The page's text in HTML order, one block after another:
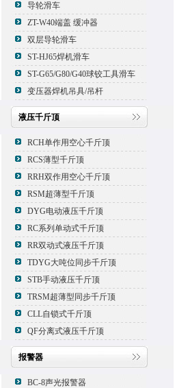
导轮滑车
ZT-W40端盖 缓冲器
双层导轮滑车
ST-HJ65焊机滑车
ST-G65/G80/G40球铰工具滑车
变压器焊机吊具/吊杆
液压千斤顶
RCH单作用空心千斤顶
RCS薄型千斤顶
RRH双作用空心千斤顶
RSM超薄型千斤顶
DYG电动液压千斤顶
RC系列单动式千斤顶
RR双动式液压千斤顶
TDYG大吨位同步千斤顶
STB手动液压千斤顶
TRSM超薄型同步千斤顶
CLL自锁式千斤顶
QF分离式液压千斤顶
报警器
BC-8声光报警器